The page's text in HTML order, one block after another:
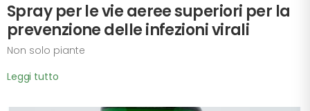
Spray per le vie aeree superiori per la
prevenzione delle infezioni virali
Non solo piante
Leggi tutto